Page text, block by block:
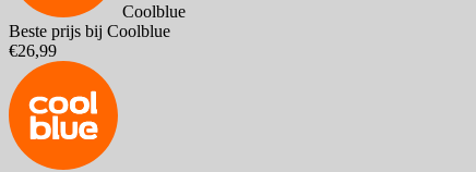
Coolblue
Beste prijs bij Coolblue
€26,99